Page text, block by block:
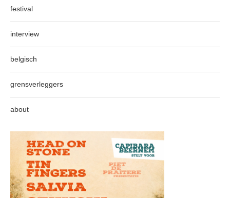
festival
interview
belgisch
grensverleggers
about